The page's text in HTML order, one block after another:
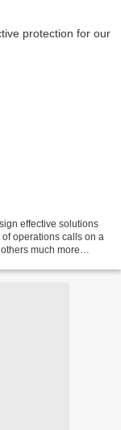
effective solutions
operations calls on a
much more